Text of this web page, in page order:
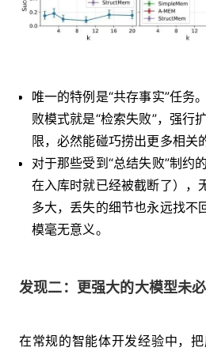
唯一的特例是“共存事实”任务
败模式就是“检索失败”，强行
限，必然能碰巧捞出更多相关
对于那些受到“总结失败”制约
在入库时就已经被截断了），
多大，丢失的细节也永远找不
模毫无意义。
发现二：更强大的大模型未
在常规的智能体开发经验中，